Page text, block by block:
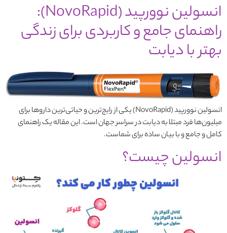
انسولین نوورپید (NovoRapid):
راهنمای جامع و کاربردی برای زندگی
بهتر با دیابت
انسولین نوورپید (NovoRapid) یکی از رایج‌ترین و حیاتی‌ترین داروها برای
میلیون‌ها فرد مبتلا به دیابت در سراسر جهان است. این مقاله یک راهنمای
کامل و جامع و با بیان ساده برای شماست.
انسولین چیست؟